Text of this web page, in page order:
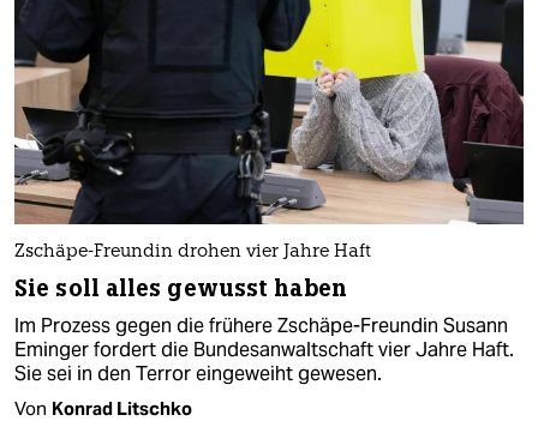
Zschäpe-Freundin drohen vier Jahre Haft
Sie soll alles gewusst haben
Im Prozess gegen die frühere Zschäpe-Freundin Susann
Eminger fordert die Bundesanwaltschaft vier Jahre Haft.
Sie sei in den Terror eingeweiht gewesen.
Von Konrad Litschko